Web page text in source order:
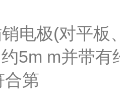
电极(对平板
5m m并带
合第